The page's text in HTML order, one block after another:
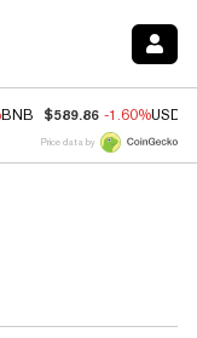
BNB $589.86 -1.60%USDC
Price data by